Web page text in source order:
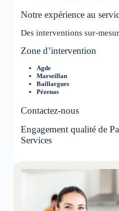
Notre expérience au
Des interventions sur-
Zone d’intervention
Agde
Marseillan
Baillargues
Pézenas
Contactez-nous
Engagement qualité de
Services